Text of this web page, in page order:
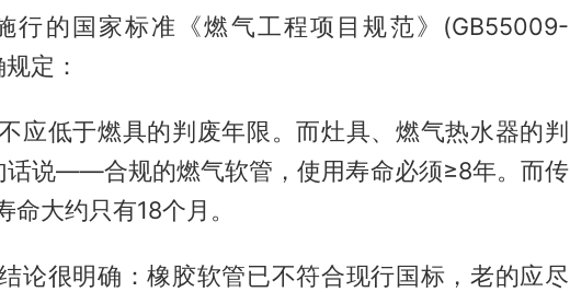
行的国家标准《燃气工程项目规范》(GB55009-
定：
应低于燃具的判废年限。而灶具、燃气热水器的判
话说——合规的燃气软管，使用寿命必须≥8年。而传
大约只有18个月。
论很明确：橡胶软管已不符合现行国标，老的应尽